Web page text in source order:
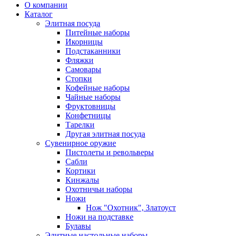
О компании
Каталог
Элитная посуда
Питейные наборы
Икорницы
Подстаканники
Фляжки
Самовары
Стопки
Кофейные наборы
Чайные наборы
Фруктовницы
Конфетницы
Тарелки
Другая элитная посуда
Сувенирное оружие
Пистолеты и револьверы
Сабли
Кортики
Кинжалы
Охотничьи наборы
Ножи
Нож "Охотник", Златоуст
Ножи на подставке
Булавы